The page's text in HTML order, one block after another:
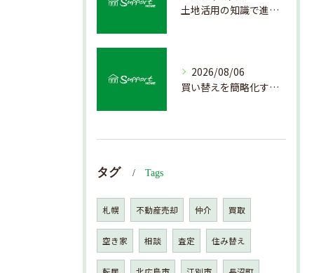
土地活用の知識で進める不動産売却成功法
2026/08/06
買い替えを簡略化する不動産売却の流れ解説
タグ Tags
札幌 不動産売却 仲介 買取
空き家 相談 査定 住み替え